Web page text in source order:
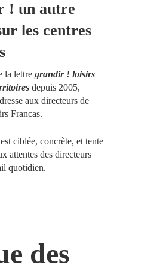
! un autre
les centres
la lettre grandir ! loisirs
depuis 2005,
aux directeurs de
Francas.
ciblée, concrète, et tente
attentes des directeurs
quotidien.
des